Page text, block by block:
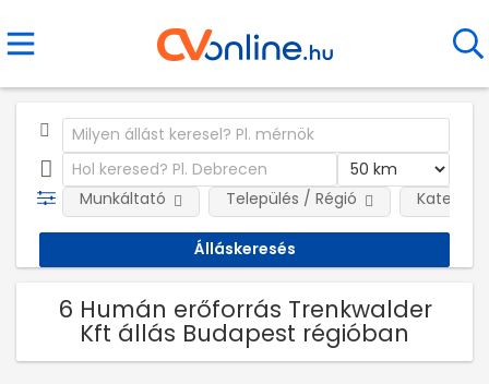
Munkáltató Település / Régió
6 Humán erőforrás Trenkwalder
Kft állás Budapest régióban